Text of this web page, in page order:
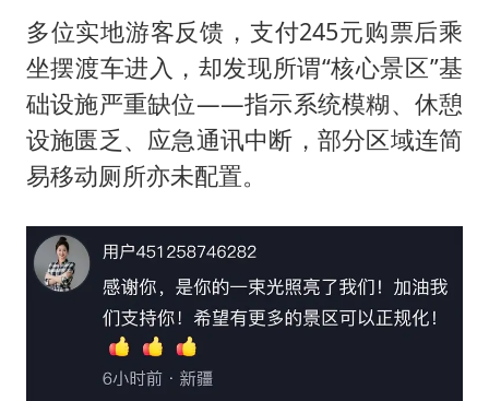
多位实地游客反馈，支付245元购票后乘
坐摆渡车进入，却发现所谓“核心景区”基
础设施严重缺位——指示系统模糊、休憩
设施匮乏、应急通讯中断，部分区域连简
易移动厕所亦未配置。